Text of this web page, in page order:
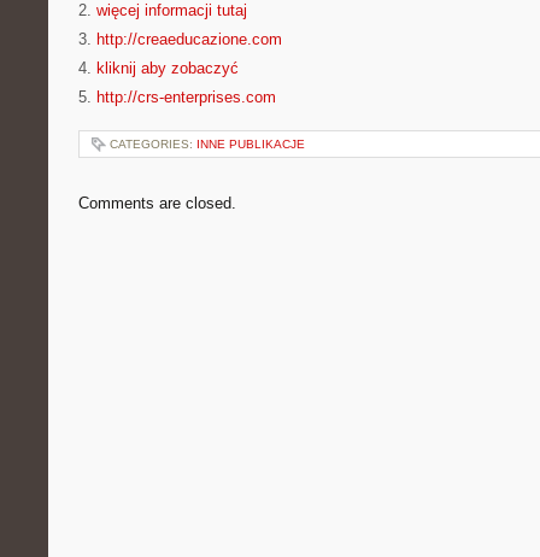
2. więcej informacji tutaj
3. http://creaeducazione.com
4. kliknij aby zobaczyć
5. http://crs-enterprises.com
CATEGORIES: INNE PUBLIKACJE
Comments are closed.